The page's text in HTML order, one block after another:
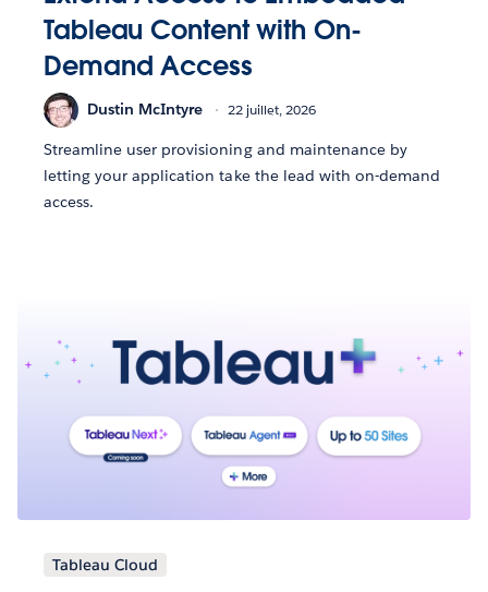
Tableau Content with On-
Demand Access
Dustin McIntyre 22 juillet, 2026
Streamline user provisioning and maintenance by
letting your application take the lead with on-demand
access.
Tableau Cloud